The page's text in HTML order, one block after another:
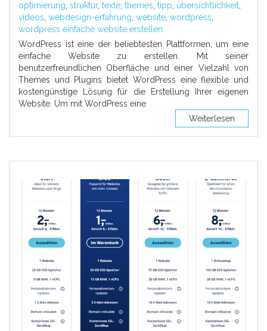
optimierung struktur, texte themes tipp übersichtlichkeit
videos webdesign-erfahrung website wordpress
wordpress einfache website erstellen
WordPress ist eine der beliebtesten Plattformen, um eine
einfache Website zu erstellen. Mit seiner
benutzerfreundlichen Oberfläche und einer Vielzahl von
Themes und Plugins bietet WordPress eine flexible und
kostengünstige Lösung für die Erstellung Ihrer eigenen
Website. Um mit WordPress eine
Weiterlesen